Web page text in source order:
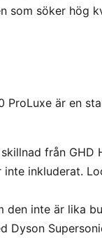
som söker hög
ProLuxe är en
från GHD
inkluderat.
den inte är lika
Dyson